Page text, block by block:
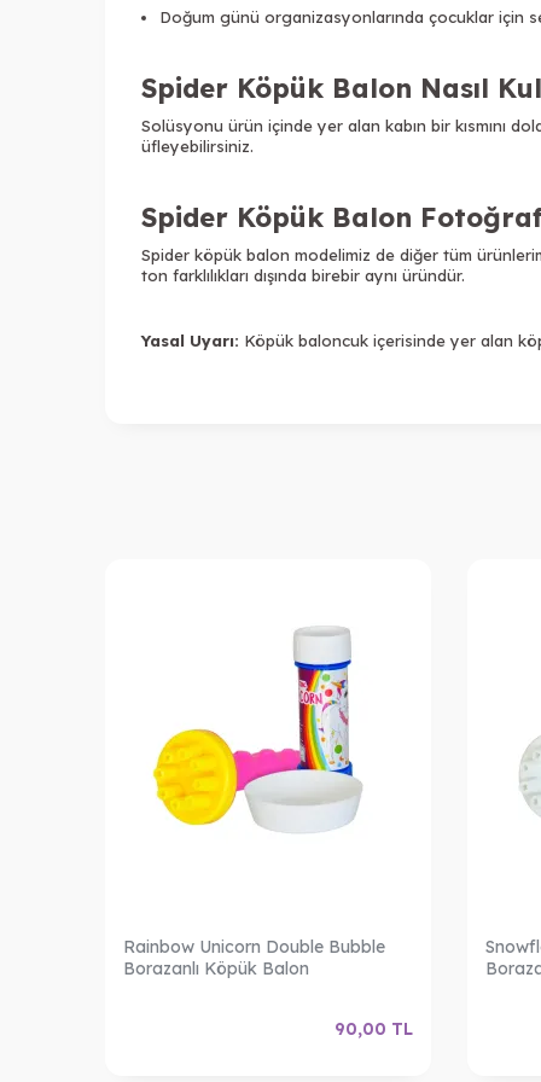
Doğum günü organizasyonlarında çocuklar için
Spider Köpük Balon Nasıl
Solüsyonu ürün içinde yer alan kabın bir kısmını
üfleyebilirsiniz.
Spider Köpük Balon
Spider köpük balon modelimiz de diğer tüm
ton farklılıkları dışında birebir aynı üründür.
Yasal Uyarı: Köpük baloncuk içerisinde yer alan
Rainbow Unicorn Double Bubble
Borazanlı Köpük Balon
90,00 TL